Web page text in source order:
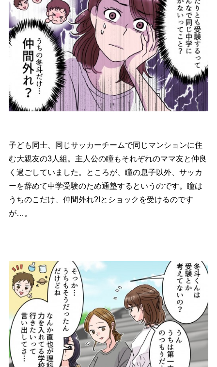
子ども同士、同じサッカーチームで同じマンションに住
む大親友の3人組。主人公の瞳もそれぞれのママ友と仲良
く過ごしていました。ところが、瞳の息子以外、サッカ
ーを辞めて中学受験のため通塾するというのです。瞳は
うちのこだけ、仲間外れ?!とショックを受けるのです
が…。